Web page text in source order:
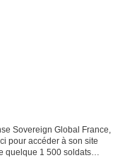
Sovereign Global France,
pour accéder à son site
quelque 1 500 soldats